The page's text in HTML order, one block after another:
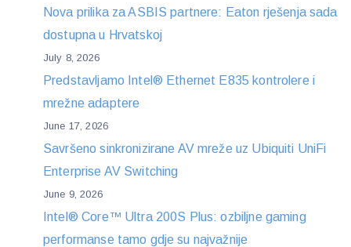
Nova prilika za ASBIS partnere: Eaton rješenja sada
dostupna u Hrvatskoj
July 8, 2026
Predstavljamo Intel® Ethernet E835 kontrolere i
mrežne adaptere
June 17, 2026
Savršeno sinkronizirane AV mreže uz Ubiquiti UniFi
Enterprise AV Switching
June 9, 2026
Intel® Core™ Ultra 200S Plus: ozbiljne gaming
performanse tamo gdje su najvažnije